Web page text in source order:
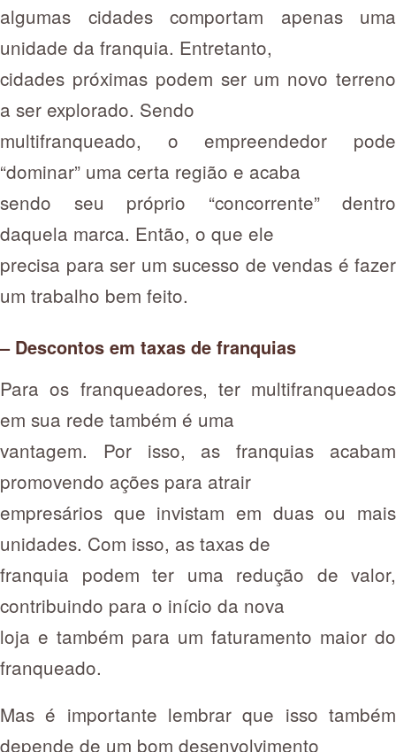
algumas cidades comportam apenas uma
unidade da franquia. Entretanto,
cidades próximas podem ser um novo terreno
a ser explorado. Sendo
multifranqueado, o empreendedor pode
“dominar” uma certa região e acaba
sendo seu próprio “concorrente” dentro
daquela marca. Então, o que ele
precisa para ser um sucesso de vendas é fazer
um trabalho bem feito.
– Descontos em taxas de franquias
Para os franqueadores, ter multifranqueados
em sua rede também é uma
vantagem. Por isso, as franquias acabam
promovendo ações para atrair
empresários que invistam em duas ou mais
unidades. Com isso, as taxas de
franquia podem ter uma redução de valor,
contribuindo para o início da nova
loja e também para um faturamento maior do
franqueado.
Mas é importante lembrar que isso também
depende de um bom desenvolvimento